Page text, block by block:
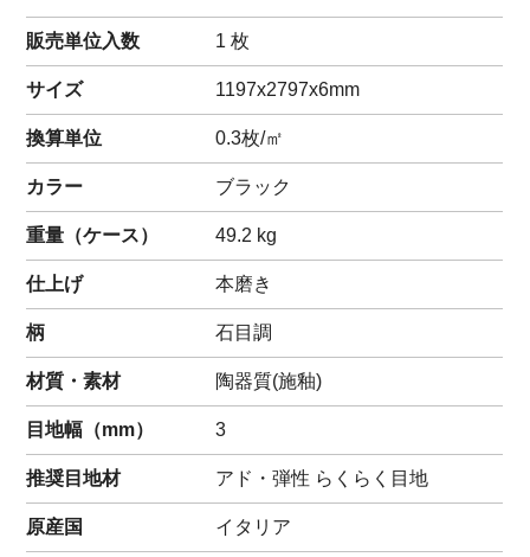
販売単位入数 1 枚
サイズ 1197x2797x6mm
換算単位 0.3枚/㎡
カラー ブラック
重量（ケース） 49.2 kg
仕上げ 本磨き
柄 石目調
材質・素材 陶器質(施釉)
目地幅（mm） 3
推奨目地材 アド・弾性 らくらく目地
原産国 イタリア